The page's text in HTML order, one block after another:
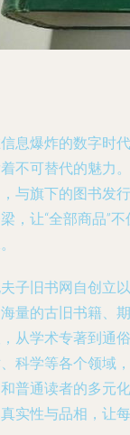
息爆炸的数字时
不可替代的魅力
与旗下的图书发
，让“全部商品”
子旧书网自创立
量的古旧书籍、
从学术专著到通
科学等各个领域
普通读者的多元
实性与品相，让